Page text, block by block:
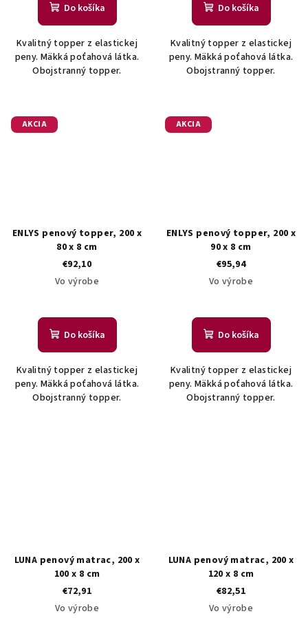
Do košíka
Kvalitný topper z elastickej
peny. Mäkká poťahová látka.
Obojstranný topper.
Do košíka
Kvalitný topper z elastickej
peny. Mäkká poťahová látka.
Obojstranný topper.
AKCIA
ENLYS penový topper, 200 x
80 x 8 cm
€92,10
Vo výrobe
Do košíka
Kvalitný topper z elastickej
peny. Mäkká poťahová látka.
Obojstranný topper.
AKCIA
ENLYS penový topper, 200 x
90 x 8 cm
€95,94
Vo výrobe
Do košíka
Kvalitný topper z elastickej
peny. Mäkká poťahová látka.
Obojstranný topper.
LUNA penový matrac, 200 x
100 x 8 cm
€72,91
Vo výrobe
LUNA penový matrac, 200 x
120 x 8 cm
€82,51
Vo výrobe